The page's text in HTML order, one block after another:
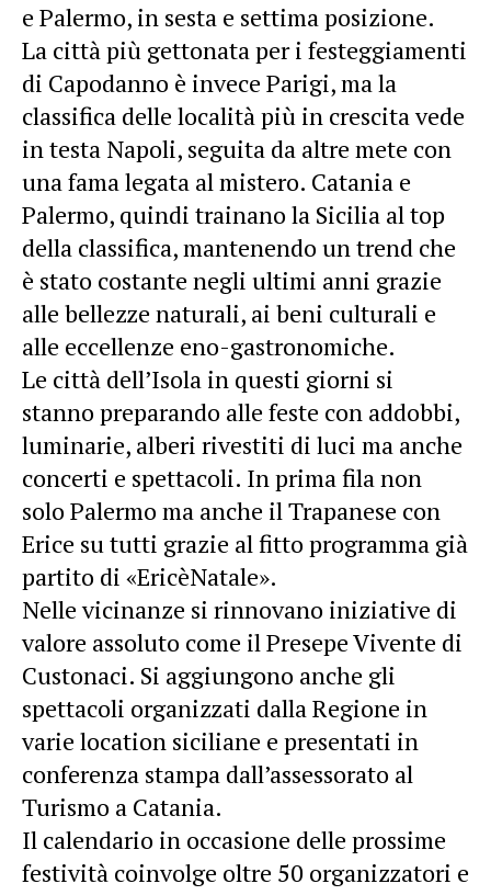
e Palermo, in sesta e settima posizione.
La città più gettonata per i festeggiamenti
di Capodanno è invece Parigi, ma la
classifica delle località più in crescita vede
in testa Napoli, seguita da altre mete con
una fama legata al mistero. Catania e
Palermo, quindi trainano la Sicilia al top
della classifica, mantenendo un trend che
è stato costante negli ultimi anni grazie
alle bellezze naturali, ai beni culturali e
alle eccellenze eno-gastronomiche.
Le città dell’Isola in questi giorni si
stanno preparando alle feste con addobbi,
luminarie, alberi rivestiti di luci ma anche
concerti e spettacoli. In prima fila non
solo Palermo ma anche il Trapanese con
Erice su tutti grazie al fitto programma già
partito di «EricèNatale».
Nelle vicinanze si rinnovano iniziative di
valore assoluto come il Presepe Vivente di
Custonaci. Si aggiungono anche gli
spettacoli organizzati dalla Regione in
varie location siciliane e presentati in
conferenza stampa dall’assessorato al
Turismo a Catania.
Il calendario in occasione delle prossime
festività coinvolge oltre 50 organizzatori e